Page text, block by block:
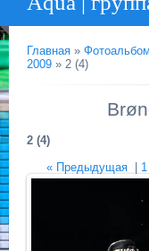
Главная » Фотоальбом
2009 » 2 (4)
2 (4)
« Предыдущая
1